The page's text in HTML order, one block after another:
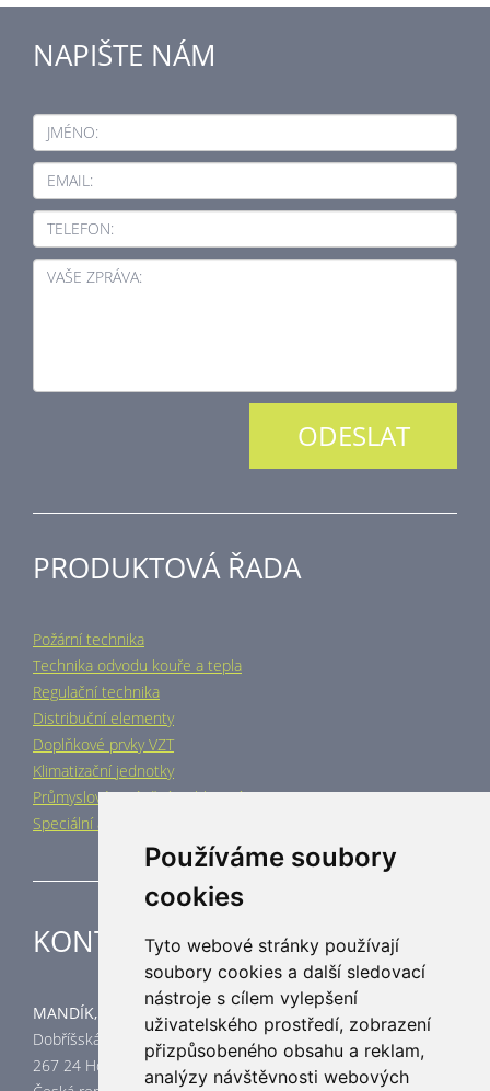
Používáme soubory
cookies
Tyto webové stránky používají
soubory cookies a další sledovací
nástroje s cílem vylepšení
uživatelského prostředí, zobrazení
přizpůsobeného obsahu a reklam,
analýzy návštěvnosti webových
NAPIŠTE NÁM
JMÉNO:
EMAIL:
TELEFON:
VAŠE ZPRÁVA:
PRODUKTOVÁ ŘADA
Požární technika
Technika odvodu kouře a tepla
Regulační technika
Distribuční elementy
Doplňkové prvky VZT
Klimatizační jednotky
Průmyslové vytápění a chlazení
Speciální aplikace
KONTAKT
MANDÍK, a.s.
Dobříšská 550
267 24 Hostomice